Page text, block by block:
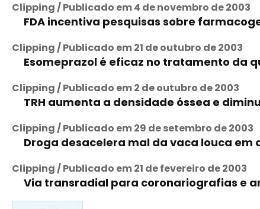
Clipping / Publicado em 4 de novembro de 2003
FDA incentiva pesquisas sobre
Clipping / Publicado em 21 de outubro de 2003
Esomeprazol é eficaz no tratamento da
Clipping / Publicado em 2 de outubro de 2003
TRH aumenta a densidade óssea e
Clipping / Publicado em 29 de setembro de 2003
Droga desacelera mal da vaca louca em
Clipping / Publicado em 21 de fevereiro de 2003
Via transradial para coronariografias e